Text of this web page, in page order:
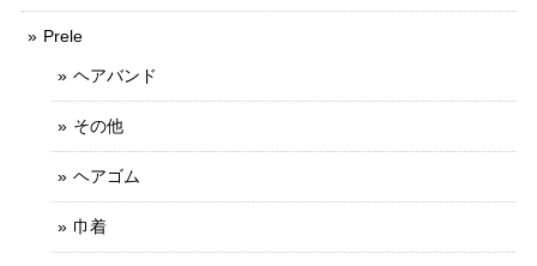
Prele
ヘアバンド
その他
ヘアゴム
巾着